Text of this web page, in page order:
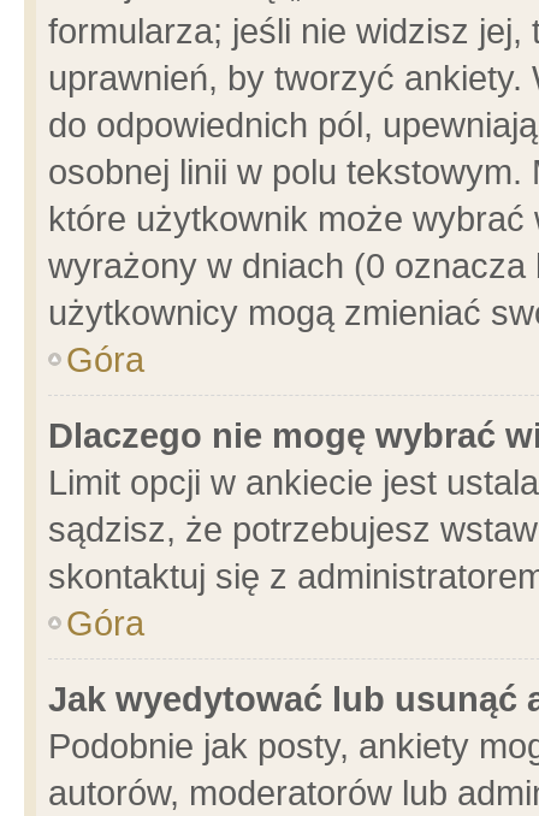
formularza; jeśli nie widzisz
uprawnień, by tworzyć ankiety.
do odpowiednich pól,
osobnej linii w polu
które użytkownik może
wyrażony w dniach (0
użytkownicy mogą zmieniać
Góra
Dlaczego nie mogę wybrać
Limit opcji w ankiecie jest
sądzisz, że potrzebujesz
skontaktuj się z
Góra
Jak wyedytować lub usunąć
Podobnie jak posty, ankiety
autorów, moderatorów lub